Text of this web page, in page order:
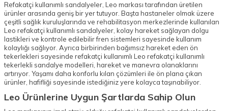
Refakatçi kullanımlı sandalyeler, Leo markası tarafından üretilen
ürünler arasında geniş bir yer tutuyor. Başta hastaneler olmak üzere
çeşitli sağlık kuruluşlarında ve rehabilitasyon merkezlerinde kullanılan
Leo refakatçi kullanımlı sandalyeler, kolay hareket sağlayan dolgu
lastikleri ve kontrole edilebilir fren sistemleri sayesinde kullanım
kolaylığı sağlıyor. Ayrıca birbirinden bağımsız hareket eden ön
tekerlekleri sayesinde refakatçi kullanımlı Leo refakatçi kullanımlı
tekerlekli sandalye modelleri, hareket ve manevra olanaklarını
artırıyor. Yaşamı daha konforlu kılan çözümleri ile ön plana çıkan
ürünler, hafifliği sayesinde istediğiniz yere kolayca taşınabiliyor.
Leo Ürünlerine Uygun Şartlarda Sahip Olun